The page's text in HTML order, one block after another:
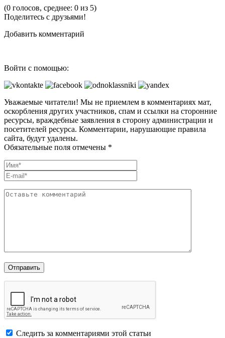
(0 голосов, среднее: 0 из 5)
Поделитесь с друзьями!
Добавить комментарий
Войти с помощью:
Уважаемые читатели! Мы не приемлем в комментариях мат,
оскорбления других участников, спам и ссылки на сторонние
ресурсы, враждебные заявления в сторону администрации и
посетителей ресурса. Комментарии, нарушающие правила
сайта, будут удалены.
Обязательные поля отмечены *
Следить за комментариями этой статьи